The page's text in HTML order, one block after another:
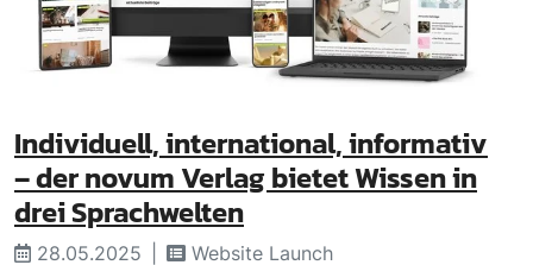
Individuell, international, informativ
– der novum Verlag bietet Wissen in
drei Sprachwelten
28.05.2025 Website Launch